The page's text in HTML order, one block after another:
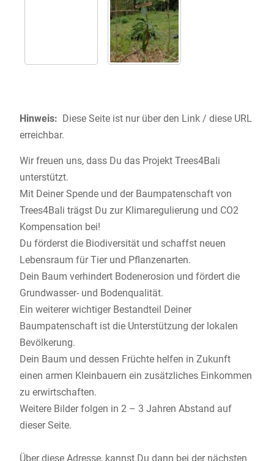
Hinweis: Diese Seite ist nur über den Link / diese URL
erreichbar.
Wir freuen uns, dass Du das Projekt Trees4Bali
unterstützt.
Mit Deiner Spende und der Baumpatenschaft von
Trees4Bali trägst Du zur Klimaregulierung und CO2
Kompensation bei!
Du förderst die Biodiversität und schaffst neuen
Lebensraum für Tier und Pflanzenarten.
Dein Baum verhindert Bodenerosion und fördert die
Grundwasser- und Bodenqualität.
Ein weiterer wichtiger Bestandteil Deiner
Baumpatenschaft ist die Unterstützung der lokalen
Bevölkerung.
Dein Baum und dessen Früchte helfen in Zukunft
einen armen Kleinbauern ein zusätzliches Einkommen
zu erwirtschaften.
Weitere Bilder folgen in 2 – 3 Jahren Abstand auf
dieser Seite.
Über diese Adresse, kannst Du dann bei der nächsten